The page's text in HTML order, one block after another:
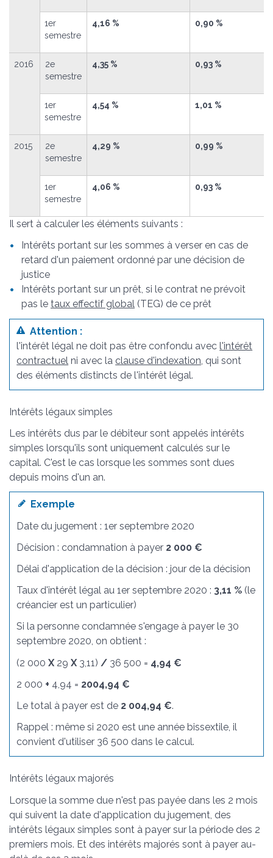
1er
semestre
4,16 % 0,90 %
2016 2e
semestre
4,35 % 0,93 %
1er
semestre
4,54 % 1,01 %
2015 2e
semestre
4,29 % 0,99 %
1er
semestre
4,06 % 0,93 %
Il sert à calculer les éléments suivants :
Intérêts portant sur les sommes à verser en cas de
retard d'un paiement ordonné par une décision de
justice
Intérêts portant sur un prêt, si le contrat ne prévoit
pas le taux effectif global (TEG) de ce prêt
Attention :
l'intérêt légal ne doit pas être confondu avecl'intérêt
contractuel ni avec la clause d'indexation, qui sont
des éléments distincts de l'intérêt légal.
Intérêts légaux simples
Les intérêts dus par le débiteur sont appelés intérêts
simples lorsqu'ils sont uniquement calculés sur le
capital. C'est le cas lorsque les sommes sont dues
depuis moins d'un an.
Exemple
Date du jugement : 1 er septembre 2020
Décision : condamnation à payer 2 000 €
Délai d'application de la décision : jour de la décision
Taux d'intérêt légal au 1er septembre 2020 : 3,11 % (le
créancier est un particulier)
Si la personne condamnée s'engage à payer le 30
septembre 2020, on obtient :
(2 000X 29X 3,11) / 36 500 = 4,94 €
2 000 + 4,94 = 2004,94 €
Le total à payer est de 2 004,94 €.
Rappel : même si 2020 est une année bissextile, il
convient d'utiliser 36 500 dans le calcul.
Intérêts légaux majorés
Lorsque la somme due n'est pas payée dans les 2 mois
qui suivent la date d'application du jugement, des
intérêts légaux simples sont à payer sur la période des 2
premiers mois. Et des intérêts majorés sont à payer au-